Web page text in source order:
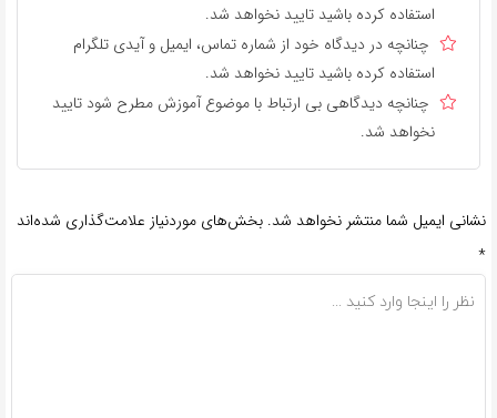
استفاده کرده باشید تایید نخواهد شد.
چنانچه در دیدگاه خود از شماره تماس، ایمیل و آیدی تلگرام
استفاده کرده باشید تایید نخواهد شد.
چنانچه دیدگاهی بی ارتباط با موضوع آموزش مطرح شود تایید
نخواهد شد.
نشانی ایمیل شما منتشر نخواهد شد. بخش‌های موردنیاز علامت‌گذاری شده‌اند
*